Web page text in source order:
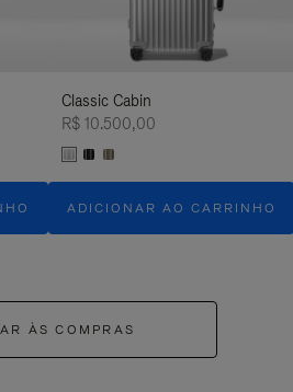
Classic Cabin
R$ 10.500,00
ADICIONAR AO CARRINHO
ÀS COMPRAS